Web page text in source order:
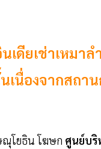
เดียเช่าเหมา
เนื่องจากสถา
ณุโยธิน โฆษก ศูนย์บริ